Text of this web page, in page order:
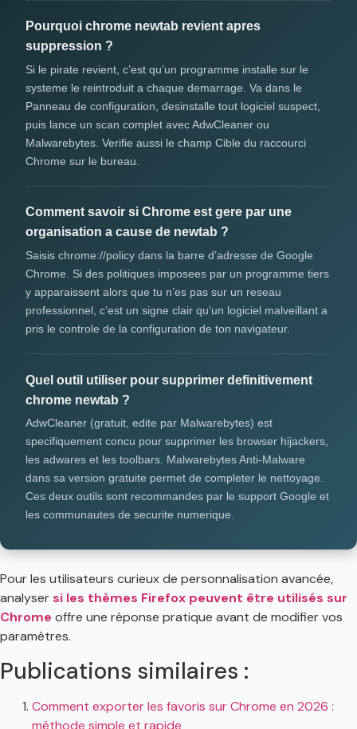
Pourquoi chrome newtab revient apres
suppression ?
Si le pirate revient, c’est qu’un programme installe sur le
systeme le reintroduit a chaque demarrage. Va dans le
Panneau de configuration, desinstalle tout logiciel suspect,
puis lance un scan complet avec AdwCleaner ou
Malwarebytes. Verifie aussi le champ Cible du raccourci
Chrome sur le bureau.
Comment savoir si Chrome est gere par une
organisation a cause de newtab ?
Saisis chrome://policy dans la barre d’adresse de Google
Chrome. Si des politiques imposees par un programme tiers
y apparaissent alors que tu n’es pas sur un reseau
professionnel, c’est un signe clair qu’un logiciel malveillant a
pris le controle de la configuration de ton navigateur.
Quel outil utiliser pour supprimer definitivement
chrome newtab ?
AdwCleaner (gratuit, edite par Malwarebytes) est
specifiquement concu pour supprimer les browser hijackers,
les adwares et les toolbars. Malwarebytes Anti-Malware
dans sa version gratuite permet de completer le nettoyage.
Ces deux outils sont recommandes par le support Google et
les communautes de securite numerique.
Pour les utilisateurs curieux de personnalisation avancée,
analyser si les thèmes Firefox peuvent être utilisés sur
Chrome offre une réponse pratique avant de modifier vos
paramètres.
Publications similaires :
Comment exporter les favoris sur Chrome en 2026 :
méthode simple et rapide